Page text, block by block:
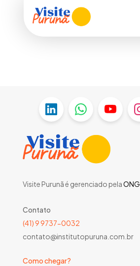
Visite Purunã é gerenciado pelaONG
Contato
(41) 9 9737-0032
contato@institutopuruna.com.br
Como chegar?